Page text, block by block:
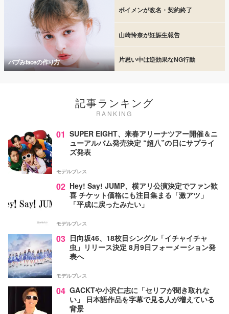
バブみfaceの作り方
ボイメンが改名・契約終了
山崎怜奈が妊娠生報告
片思い中は逆効果なNG行動
記事ランキング
RANKING
01 SUPER EIGHT、来春アリーナツアー開催＆ニ
ューアルバム発売決定 “超八”の日にサプライ
ズ発表
モデルプレス
02 Hey! Say! JUMP、横アリ公演決定でファン歓
喜 チケット価格にも注目集まる「激アツ」
「平成に戻ったみたい」
モデルプレス
03 日向坂46、18枚目シングル「イチャイチャ
虫」リリース決定 8月9日フォーメーション発
表へ
モデルプレス
04 GACKTや小沢仁志に「セリフが聞き取れな
い」 日本語作品を字幕で見る人が増えている
背景